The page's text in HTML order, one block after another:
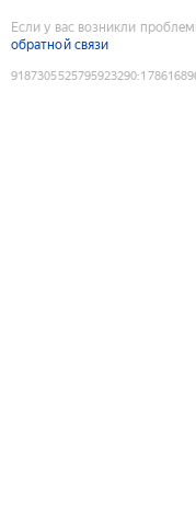
Если у вас возникли
обратной связи
9187305525795923290: